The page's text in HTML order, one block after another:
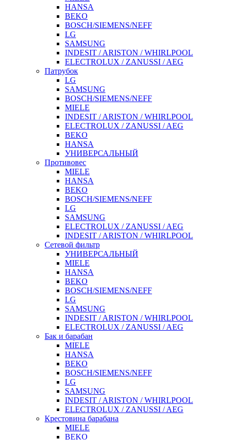
HANSA
BEKO
BOSCH/SIEMENS/NEFF
LG
SAMSUNG
INDESIT / ARISTON / WHIRLPOOL
ELECTROLUX / ZANUSSI / AEG
Патрубок
LG
SAMSUNG
BOSCH/SIEMENS/NEFF
MIELE
INDESIT / ARISTON / WHIRLPOOL
ELECTROLUX / ZANUSSI / AEG
BEKO
HANSA
УНИВЕРСАЛЬНЫЙ
Противовес
MIELE
HANSA
BEKO
BOSCH/SIEMENS/NEFF
LG
SAMSUNG
ELECTROLUX / ZANUSSI / AEG
INDESIT / ARISTON / WHIRLPOOL
Сетевой фильтр
УНИВЕРСАЛЬНЫЙ
MIELE
HANSA
BEKO
BOSCH/SIEMENS/NEFF
LG
SAMSUNG
INDESIT / ARISTON / WHIRLPOOL
ELECTROLUX / ZANUSSI / AEG
Бак и барабан
MIELE
HANSA
BEKO
BOSCH/SIEMENS/NEFF
LG
SAMSUNG
INDESIT / ARISTON / WHIRLPOOL
ELECTROLUX / ZANUSSI / AEG
Крестовина барабана
MIELE
BEKO